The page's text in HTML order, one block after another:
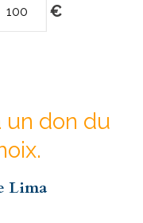
€
quantité
Libre
un don du
de